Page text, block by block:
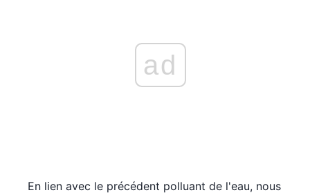
ad
En lien avec le précédent polluant de l'eau, nous